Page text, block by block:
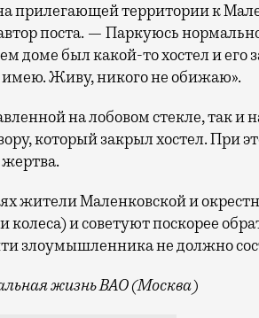
прилегающей территории к
поста. — Паркуюсь
доме был какой-то хостел и его
Живу, никого не обижаю».
на лобовом стекле, так и
который закрыл хостел. При
жители Маленковской и
колеса) и советуют поскорее
злоумышленника не должно
жизнь ВАО (Москва)